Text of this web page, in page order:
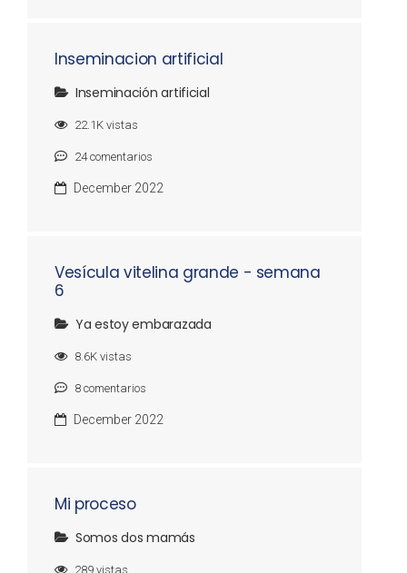
Inseminacion artificial
Inseminación artificial
22.1K vistas
24comentarios
December 2022
Vesícula vitelina grande - semana
6
Ya estoy embarazada
8.6K vistas
8 comentarios
December 2022
Mi proceso
Somos dos mamás
289 vistas